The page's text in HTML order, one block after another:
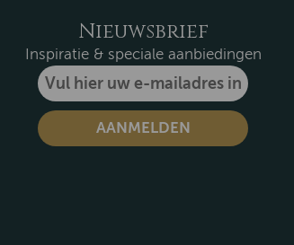
Nieuwsbrief
Inspiratie & speciale aanbiedingen